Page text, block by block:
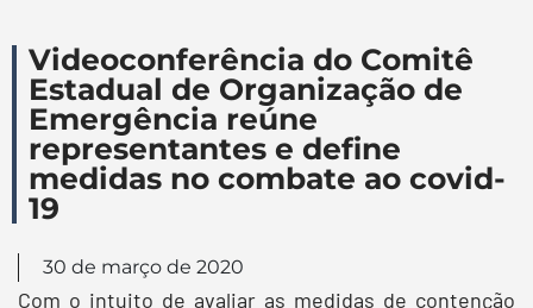
Videoconferência do Comitê
Estadual de Organização de
Emergência reúne
representantes e define
medidas no combate ao covid-
19
30 de março de 2020
Com o intuito de avaliar as medidas de contenção